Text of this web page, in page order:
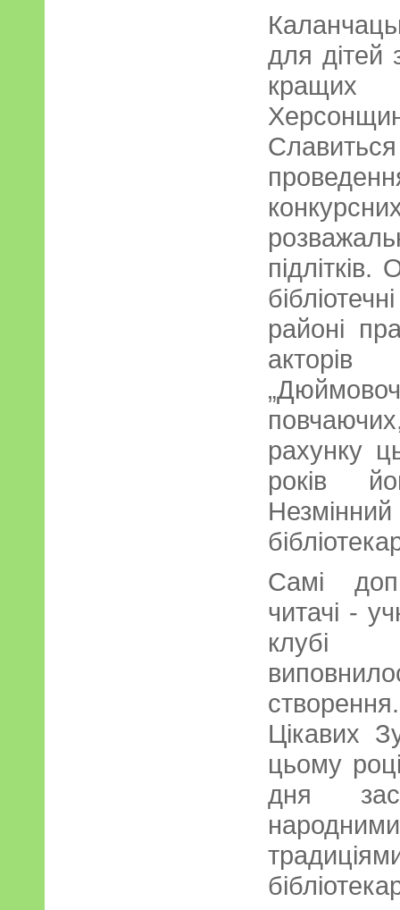
для дітей
кращих
районі
рахунку
років
Самі
читачі -
клубі
Цікавих
цьому
дня